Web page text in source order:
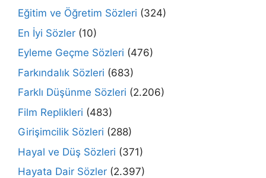
Eğitim ve Öğretim Sözleri (324)
En İyi Sözler (10)
Eyleme Geçme Sözleri (476)
Farkındalık Sözleri (683)
Farklı Düşünme Sözleri (2.206)
Film Replikleri (483)
Girişimcilik Sözleri (288)
Hayal ve Düş Sözleri (371)
Hayata Dair Sözler (2.397)